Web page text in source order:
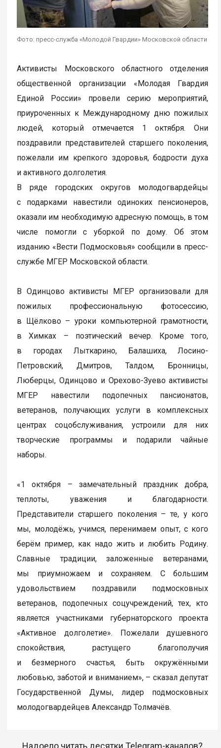
Фото: пресс-служба «Молодой Гвардии» Московской области
Активисты Московского областного отделения
общественной организации «Молодая Гвардия
Единой России» провели серию мероприятий,
приуроченных к Международному дню пожилых
людей, который отмечается 1 октября. Они
поздравили представителей старшего поколения,
пожелали им крепкого здоровья, бодрости духа
и активного долголетия.
В ряде городских округов молодогвардейцы
с подарками навестили одиноких пенсионеров,
оказали им необходимую адресную помощь, в том
числе помогли с уборкой по дому. Об этом
изданию «Вести Подмосковья» сообщили в пресс-
службе МГЕР Московской области.
В Одинцово активисты МГЕР организовали для
пожилых профессиональную фотосессию,
в Щёлково – уроки компьютерной грамотности,
в Химках – поэтический вечер. Кроме того,
в городах Лыткарино, Балашиха, Лосино-
Петровский, Дмитров, Талдом, Бронницы,
Люберцы, Одинцово и Орехово-Зуево активисты
МГЕР навестили подопечных пансионатов,
ветеранов, получающих услуги в комплексных
центрах соцобслуживания, устроили для них
творческие программы и подарили чайные
наборы.
«1 октября – замечательный праздник добра,
теплоты, уважения и благодарности.
Представители старшего поколения – те, у кого
мы, молодёжь, учимся, перенимаем опыт, с кого
берём пример, как надо жить и любить Родину.
Славные традиции, заложенные ветеранами,
мы приумножаем и сохраняем. С большим
удовольствием поздравили подмосковных
ветеранов, подопечных соцучреждений, тех, кто
является участниками губернаторского проекта
«Активное долголетие». Пожелали душевного
спокойствия, растущего благополучия
и безмерного счастья, быть окружёнными
любовью, заботой и вниманием», – сказал депутат
Государственной Думы, лидер подмосковных
молодогвардейцев Александр Толмачёв.
Надоело читать десятки Telegram-каналов?